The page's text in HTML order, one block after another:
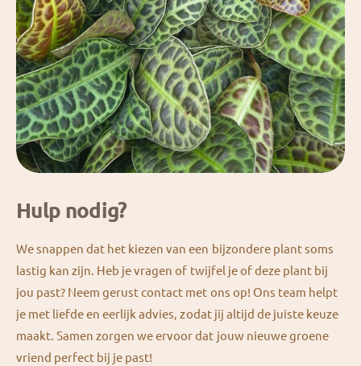
Hulp nodig?
We snappen dat het kiezen van een bijzondere plant soms
lastig kan zijn. Heb je vragen of twijfel je of deze plant bij
jou past? Neem gerust contact met ons op! Ons team helpt
je met liefde en eerlijk advies, zodat jij altijd de juiste keuze
maakt. Samen zorgen we ervoor dat jouw nieuwe groene
vriend perfect bij je past!